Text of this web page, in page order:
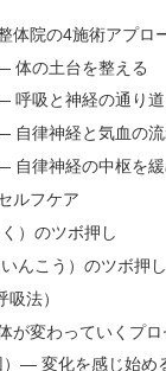
体院の4施術アプロ
体の土台を整える
吸と神経の通り道
律神経と気血の流
律神経の中枢を緩
ルフケア
）のツボ押し
んこう）のツボ押し
法）
が変わっていくプロ
）— 変化を感じ始め